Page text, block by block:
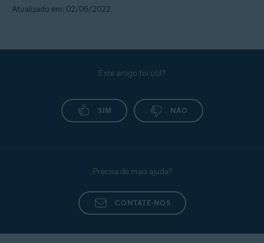
Atualizado em: 02/06/2022
Este artigo foi útil?
SIM NÃO
Precisa de mais ajuda?
CONTATE-NOS